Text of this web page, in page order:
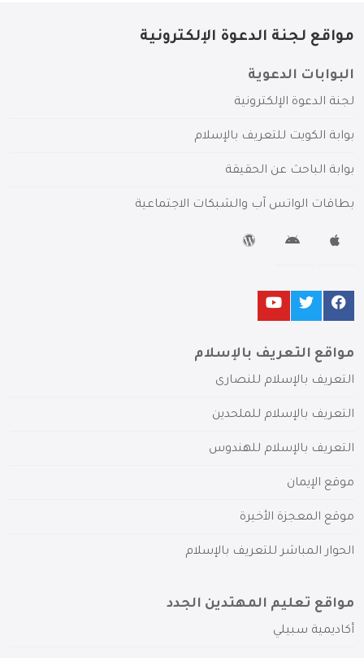
مواقع لجنة الدعوة الإلكترونية
البوابات الدعوية
لجنة الدعوة الإلكترونية
بوابة الكويت للتعريف بالإسلام
بوابة الباحث عن الحقيقة
بطاقات الواتس آب والشبكات الاجتماعية
مواقع التعريف بالإسلام
التعريف بالإسلام للنصارى
التعريف بالإسلام للملحدين
التعريف بالإسلام للهندوس
موقع الإيمان
موقع المعجزة الأخيرة
الحوار المباشر للتعريف بالإسلام
مواقع تعليم المهتدين الجدد
أكاديمية سبيلي